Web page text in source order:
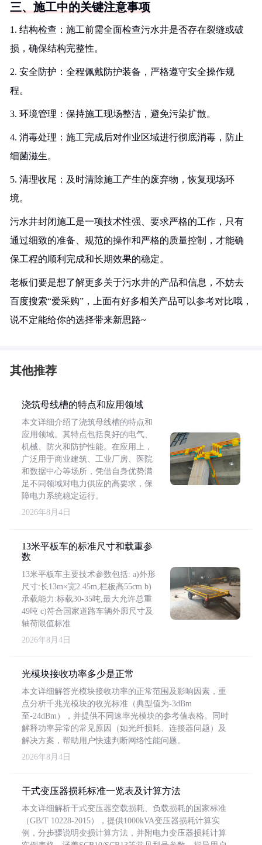
三、施工中的关键注意事项
1. 结构检查：施工前需全面检查污水井是否存在裂缝或破
损，确保结构完整性。
2. 安全防护：全程佩戴防护装备，严格遵守安全操作规
程。
3. 环境管理：保持施工现场整洁，避免污染扩散。
4. 消毒处理：施工完成后对作业区域进行彻底消毒，防止
细菌滋生。
5. 清理收尾：及时清除施工产生的废弃物，恢复现场环
境。
污水井封闭施工是一项技术性强、要求严格的工作，只有
通过细致的准备、规范的操作和严格的质量控制，才能确
保工程的顺利完成和长期效果的稳定。
老板们要是想了解更多关于污水井的产品和信息，不妨去
百度搜索“爱采购”，上面有好多相关产品可以参考对比哦，
说不定能给你的选择带来新思路~
其他推荐
浇筑母线槽的特点和应用领域
本文详细介绍了浇筑母线槽的特点和
应用领域。其特点包括良好的电气、
机械、防火和防护性能。在应用上，
广泛用于商业建筑、工业厂房、医院
和数据中心等场所，凭借自身优势满
足不同领域对电力供应的高要求，保
障电力系统稳定运行。
2026年8月4日
13米平板车的标准尺寸和载重参
数
13米平板车主要技术参数包括: a)外形
尺寸:长13m×宽2.45m,栏板高55cm b)
承载能力:标载30-35吨,最大允许总重
49吨 c)符合国家道路车辆外廓尺寸及
轴荷限值标准
2026年8月4日
光模块接收功率多少是正常
本文详细解答光模块接收功率的正常范围及影响因素，重
点分析千兆光模块的收光标准（典型值为-3dBm
至-24dBm），并提供不同速率光模块的参考值表格。同时
解释功率异常的常见原因（如光纤损耗、连接器问题）及
解决方案，帮助用户快速判断网络性能问题。
2026年8月4日
干式变压器损耗标准一览表及计算方法
本文详细解析干式变压器空载损耗、负载损耗的国家标准
（GB/T 10228-2015），提供1000kVA变压器损耗计算实
例，分步骤说明变损计算方法，并附电力变压器损耗计算